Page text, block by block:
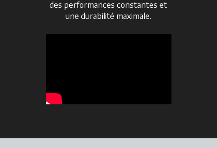
des performances constantes et
une durabilité maximale.